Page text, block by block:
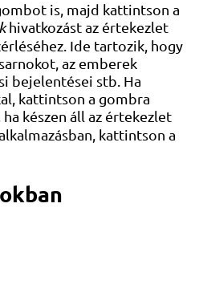
is, majd kattintson a
hivatkozást az értekezlet
Ide tartozik, hogy
az emberek
bejelentései stb. Ha
kattintson a gombra
készen áll az értekezlet
kattintson a